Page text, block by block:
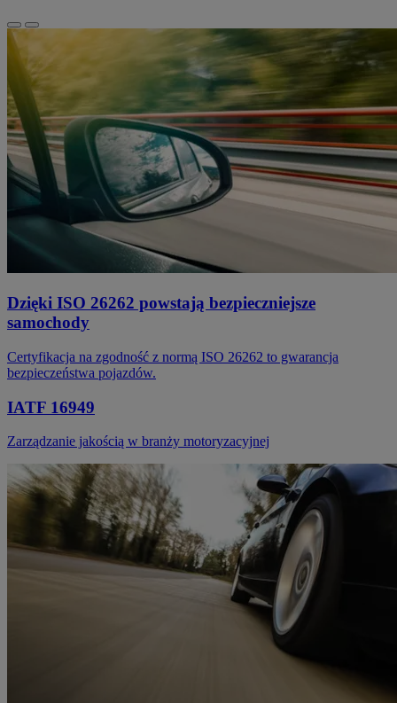
Dzięki ISO 26262 powstają bezpieczniejsze
samochody
Certyfikacja na zgodność z normą ISO 26262 to gwarancja
bezpieczeństwa pojazdów.
IATF 16949
Zarządzanie jakością w branży motoryzacyjnej